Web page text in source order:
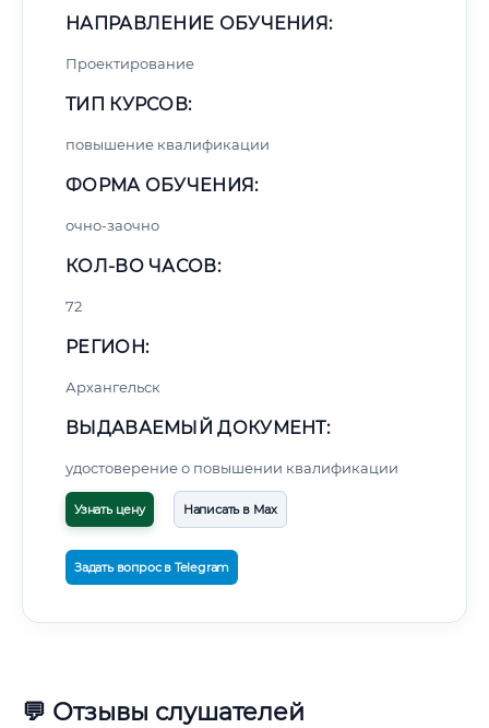
НАПРАВЛЕНИЕ ОБУЧЕНИЯ:
Проектирование
ТИП КУРСОВ:
повышение квалификации
ФОРМА ОБУЧЕНИЯ:
очно-заочно
КОЛ-ВО ЧАСОВ:
72
РЕГИОН:
Архангельск
ВЫДАВАЕМЫЙ ДОКУМЕНТ:
удостоверение о повышении квалификации
Узнать цену Написать в Max
Задать вопрос в Telegram
💬 Отзывы слушателей